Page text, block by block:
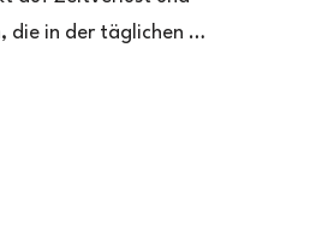
die in der täglichen …